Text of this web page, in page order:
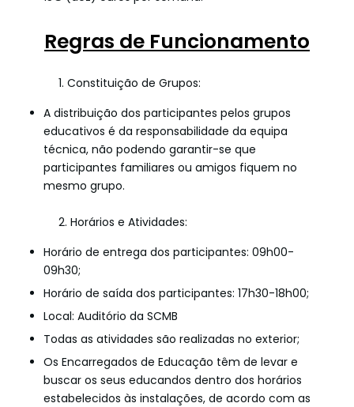
Regras de Funcionamento
1. Constituição de Grupos:
A distribuição dos participantes pelos grupos
educativos é da responsabilidade da equipa
técnica, não podendo garantir-se que
participantes familiares ou amigos fiquem no
mesmo grupo.
2. Horários e Atividades:
Horário de entrega dos participantes: 09h00-
09h30;
Horário de saída dos participantes: 17h30-18h00;
Local: Auditório da SCMB
Todas as atividades são realizadas no exterior;
Os Encarregados de Educação têm de levar e
buscar os seus educandos dentro dos horários
estabelecidos às instalações, de acordo com as